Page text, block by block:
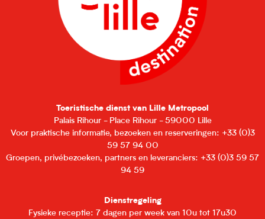
Toeristische dienst van Lille Metropool
Palais Rihour - Place Rihour - 59000 Lille
Voor praktische informatie, bezoeken en reserveringen: +33 (0)3
59 57 94 00
Groepen, privébezoeken, partners en leveranciers: +33 (0)3 59 57
94 59
Dienstregeling
Fysieke receptie: 7 dagen per week van 10u tot 17u30